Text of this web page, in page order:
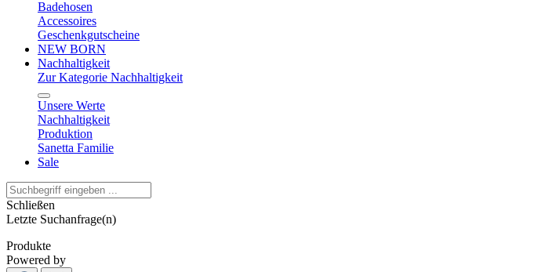
Badehosen
Accessoires
Geschenkgutscheine
NEW BORN
Nachhaltigkeit
Zur Kategorie Nachhaltigkeit
Unsere Werte
Nachhaltigkeit
Produktion
Sanetta Familie
Sale
Schließen
Letzte Suchanfrage(n)
Produkte
Powered by